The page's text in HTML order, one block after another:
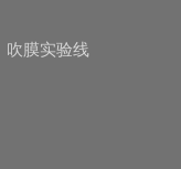
吹膜实验线